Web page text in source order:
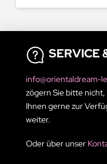
SERVICE
info@orientaldream-
zögern Sie bitte
Ihnen gerne zur
weiter.
Oder über unser